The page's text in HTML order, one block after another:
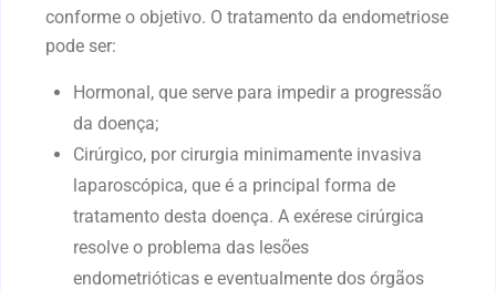
conforme o objetivo. O tratamento da endometriose
pode ser:
Hormonal, que serve para impedir a progressão
da doença;
Cirúrgico, por cirurgia minimamente invasiva
laparoscópica, que é a principal forma de
tratamento desta doença. A exérese cirúrgica
resolve o problema das lesões
endometrióticas e eventualmente dos órgãos